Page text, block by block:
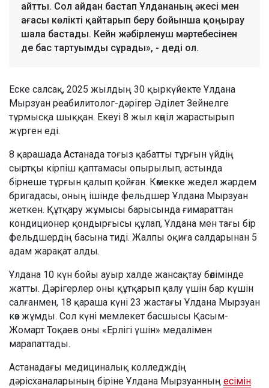
айтты. Сол айдан бастап Ұлдананың әкесі мен
ағасы көлікті қайтарып беру бойынша қоңырау
шала бастады. Кейн жәбірленуш мәртебесінен
де бас тартуымды сұрады», - деді ол.
Еске салсақ, 2025 жылдың 30 қыркүйекте Ұлдана
Мырзуан реабилитолог-дәрігер Әділет Зейнелге
тұрмысқа шыққан. Екеуі 8 жыл көңіл жарастырып
жүрген еді.
8 қарашада Астанада тоғыз қабатты тұрғын үйдің
сыртқы кірпіш қаптамасы опырылып, астында
бірнеше тұрғын қалып қойған. Көмекке жедел жәрдем
бригадасы, оның ішінде фельдшер Ұлдана Мырзуан
жеткен. Құтқару жұмысы барысында ғимараттан
кондиционер қондырғысы құлап, Ұлдана мен тағы бір
фельдшердің басына тиді. Жалпы оқиға салдарынан 5
адам жарақат алды.
Ұлдана 10 күн бойы ауыр халде жансақтау бөлімінде
жатты. Дәрігерлер оны құтқарып қалу үшін бар күшін
салғанмен, 18 қараша күні 23 жастағы Ұлдана Мырзуан
көз жұмды. Сол күні мемлекет басшысы Қасым-
Жомарт Тоқаев оны «Ерлігі үшін» медалімен
марапаттады.
Астанадағы медициналық колледждің
дәрісханаларының біріне Ұлдана Мырзуанның есімін